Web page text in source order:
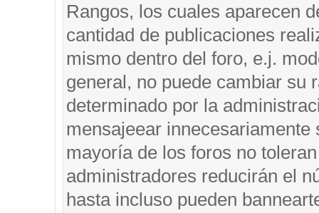
Rangos, los cuales aparecen
cantidad de publicaciones
mismo dentro del foro, e.j.
general, no puede cambiar su
determinado por la
mensajeear
mayoría de los foros no
administradores reducirán el
hasta incluso pueden